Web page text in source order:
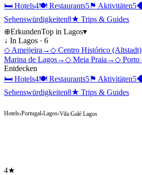
🛏 Hotels4🍽 Restaurants5⚑ Aktivitäten5
Sehenswürdigkeiten8★ Trips & Guides
⊕ErkundenTop in Lagos▾
↓ In Lagos · 6
◇ Ameijeira →◇ Centro Histórico (Altstadt)
Marina de Lagos→◇ Meia Praia →◇ Porto
Entdecken
🛏 Hotels4🍽 Restaurants5⚑ Aktivitäten5
Sehenswürdigkeiten8★ Trips & Guides
Hotels›Portugal›Lagos›Vila Galé Lagos
4★